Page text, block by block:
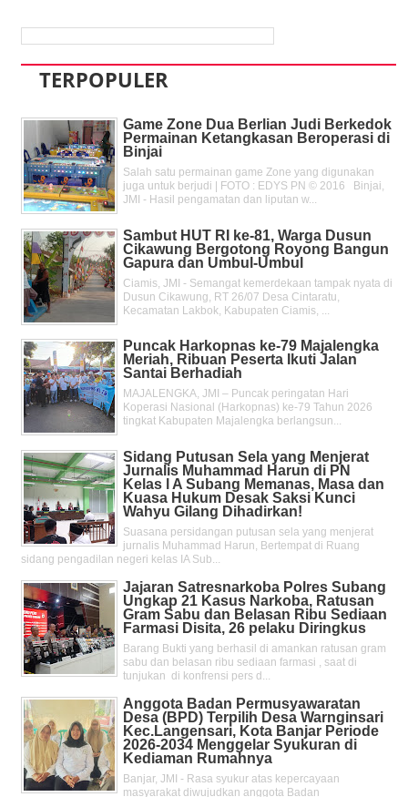
TERPOPULER
Game Zone Dua Berlian Judi Berkedok
Permainan Ketangkasan Beroperasi di
Binjai
Salah satu permainan game Zone yang digunakan
juga untuk berjudi | FOTO : EDYS PN © 2016 Binjai,
JMI - Hasil pengamatan dan liputan w...
Sambut HUT RI ke-81, Warga Dusun
Cikawung Bergotong Royong Bangun
Gapura dan Umbul-Umbul
Ciamis, JMI - Semangat kemerdekaan tampak nyata di
Dusun Cikawung, RT 26/07 Desa Cintaratu,
Kecamatan Lakbok, Kabupaten Ciamis, ...
Puncak Harkopnas ke-79 Majalengka
Meriah, Ribuan Peserta Ikuti Jalan
Santai Berhadiah
MAJALENGKA, JMI – Puncak peringatan Hari
Koperasi Nasional (Harkopnas) ke-79 Tahun 2026
tingkat Kabupaten Majalengka berlangsun...
Sidang Putusan Sela yang Menjerat
Jurnalis Muhammad Harun di PN
Kelas l A Subang Memanas, Masa dan
Kuasa Hukum Desak Saksi Kunci
Wahyu Gilang Dihadirkan!
Suasana persidangan putusan sela yang menjerat
jurnalis Muhammad Harun, Bertempat di Ruang
sidang pengadilan negeri kelas IA Sub...
Jajaran Satresnarkoba Polres Subang
Ungkap 21 Kasus Narkoba, Ratusan
Gram Sabu dan Belasan Ribu Sediaan
Farmasi Disita, 26 pelaku Diringkus
Barang Bukti yang berhasil di amankan ratusan gram
sabu dan belasan ribu sediaan farmasi , saat di
tunjukan di konfrensi pers d...
Anggota Badan Permusyawaratan
Desa (BPD) Terpilih Desa Warnginsari
Kec.Langensari, Kota Banjar Periode
2026-2034 Menggelar Syukuran di
Kediaman Rumahnya
Banjar, JMI - Rasa syukur atas kepercayaan
masyarakat diwujudkan anggota Badan